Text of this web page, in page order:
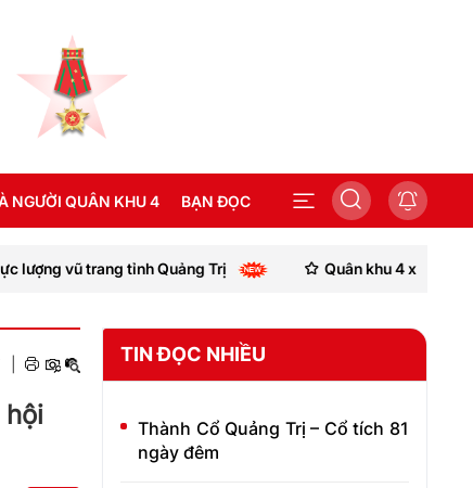
NGƯỜI QUÂN KHU 4 BẠN ĐỌC
Quảng Trị Quân khu 4 xuất sắc giành giải Nhì Hội
hội
TIN ĐỌC NHIỀU
Thành Cổ Quảng Trị – Cổ tích 81
ngày đêm